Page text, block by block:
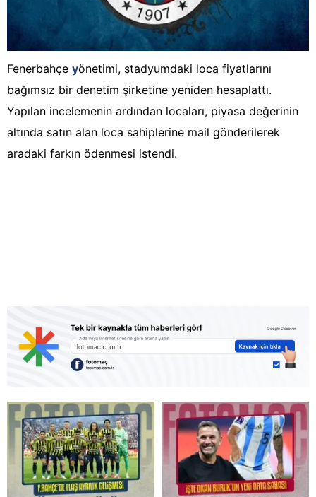
Fenerbahçe yönetimi, stadyumdaki loca fiyatlarını
bağımsız bir denetim şirketine yeniden hesaplattı.
Yapılan incelemenin ardından locaları, piyasa değerinin
altında satın alan loca sahiplerine mail gönderilerek
aradaki farkın ödenmesi istendi.